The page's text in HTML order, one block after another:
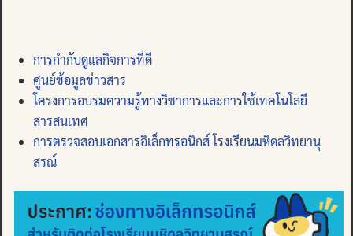
การกำกับดูแลกิจการที่ดี
ศูนย์ข้อมูลข่าวสาร
โครงการอบรมความรู้ทางวิชาการและการใช้เทคโนโลยี
สารสนเทศ
การตรวจสอบเอกสารอิเล็กทรอนิกส์ โรงเรียนมหิดลวิทยานุ
สรณ์